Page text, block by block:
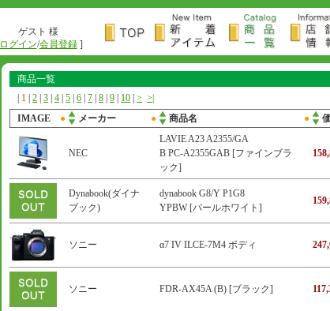
ゲスト 様
ログイン/会員登録]
商品一覧
1 2 3 4 5 6 7 8 9 10 > >|
IMAGE
● メーカー ● 商品名 ●
NEC
LAVIE A23 A2355/GA
B PC-A2355GAB [ファインブラ
ック]
Dynabook(ダイナ
ブック)
dynabook G8/Y P1G8
YPBW [パールホワイト]
ソニー α7 IV ILCE-7M4 ボディ
ソニー FDR-AX45A (B) [ブラック]